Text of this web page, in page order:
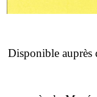
Disponible auprès